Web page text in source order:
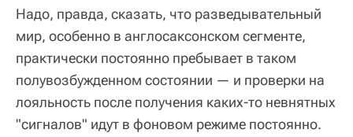
Надо, правда, сказать, что разведывательный
мир, особенно в англосаксонском сегменте,
практически постоянно пребывает в таком
полувозбужденном состоянии — и проверки на
лояльность после получения каких-то невнятных
"сигналов" идут в фоновом режиме постоянно.